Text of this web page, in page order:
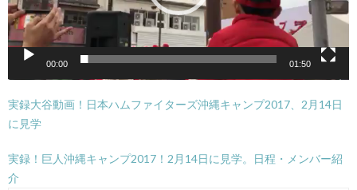
ー
00:00 01:50
実録大谷動画！日本ハムファイターズ沖縄キャンプ2017、2月14日
に見学
実録！巨人沖縄キャンプ2017！2月14日に見学。日程・メンバー紹
介